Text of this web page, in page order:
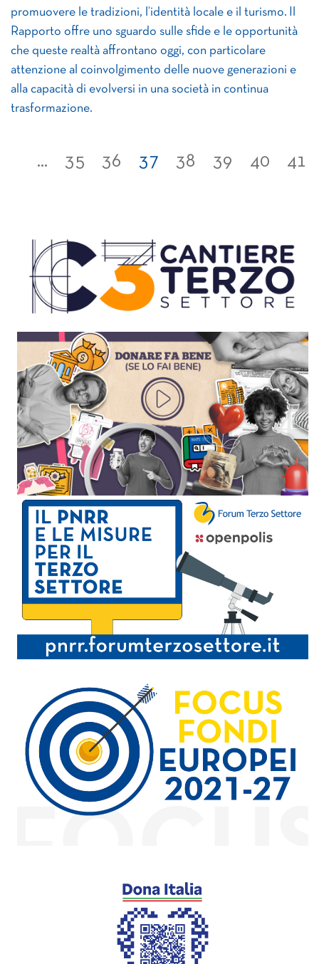
promuovere le tradizioni, l’identità locale e il turismo. Il
Rapporto offre uno sguardo sulle sfide e le opportunità
che queste realtà affrontano oggi, con particolare
attenzione al coinvolgimento delle nuove generazioni e
alla capacità di evolversi in una società in continua
trasformazione.
... 35 36 37 38 39 40 41